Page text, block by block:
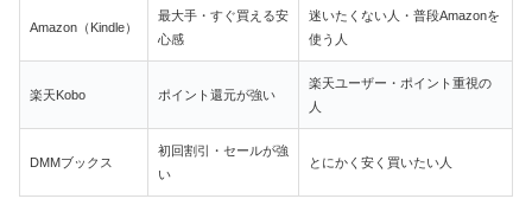
Amazon（Kindle）
最大手・すぐ買える安
心感
迷いたくない人・普段Amazonを
使う人
楽天Kobo ポイント還元が強い
楽天ユーザー・ポイント重視の
人
DMMブックス
初回割引・セールが強
い
とにかく安く買いたい人